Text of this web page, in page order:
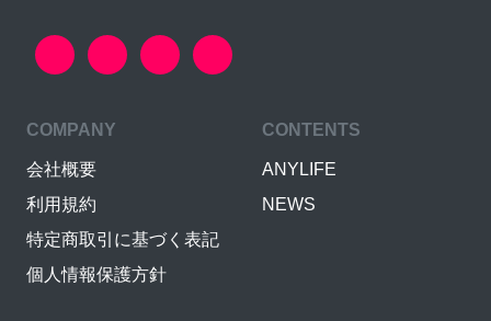
COMPANY
会社概要
利用規約
特定商取引に基づく表記
個人情報保護方針
CONTENTS
ANYLIFE
NEWS